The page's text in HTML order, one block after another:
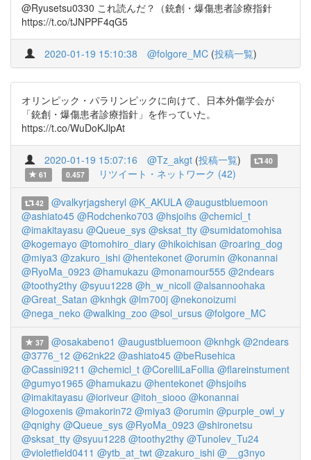
@Ryusetsu0330 これ読んだ？（銃創・爆傷患者診療指針
https://t.co/tJNPPF4qG5
2020-01-19 15:10:38 @folgore_MC (投稿一覧)
オリンピック・パラリンピックに向けて、日本外傷学会が
「銃創・爆傷患者診療指針」を作っていた。
https://t.co/WuDoKJlpAt
2020-01-19 15:07:16 @Tz_akgt (投稿一覧)
40
61
0.457 リツイート・ネットワーク (42)
42 @valkyrjagsheryl @K_AKULA @augustbluemoon
@ashiato45 @Rodchenko703 @hsjoihs @chemicl_t
@imakitayasu @Queue_sys @sksat_tty @sumidatomohisa
@kogemayo @tomohiro_diary @hikoichisan @roaring_dog
@miya3 @zakuro_ishi @hentekonet @orumin @konannai
@RyoMa_0923 @hamukazu @monamour555 @2ndears
@toothy2thy @syuu1228 @h_w_nicoll @alsannoohaka
@Great_Satan @knhgk @lm700j @nekonoizumi
@nega_neko @walking_zoo @sol_ursus @folgore_MC
37 @osakabeno1 @augustbluemoon @knhgk @2ndears
@3776_12 @62nk22 @ashiato45 @beRusehica
@Cassini9211 @chemicl_t @CorelliLaFollia @flareinstument
@gumyo1965 @hamukazu @hentekonet @hsjoihs
@imakitayasu @ioriveur @itoh_siooo @konannai
@logoxenis @makorin72 @miya3 @orumin @purple_owl_y
@qnighy @Queue_sys @RyoMa_0923 @shironetsu
@sksat_tty @syuu1228 @toothy2thy @Tunolev_Tu24
@violetfield0411 @ytb_at_twt @zakuro_ishi @__g3nyo